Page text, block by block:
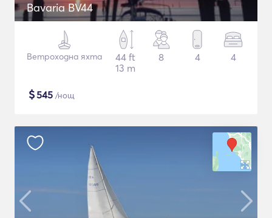
Bavaria BV44
Ветроходна яхта
44 ft
13 m
8 4 4
$545 /нощ